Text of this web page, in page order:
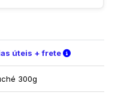
úteis + frete Verifique
300g